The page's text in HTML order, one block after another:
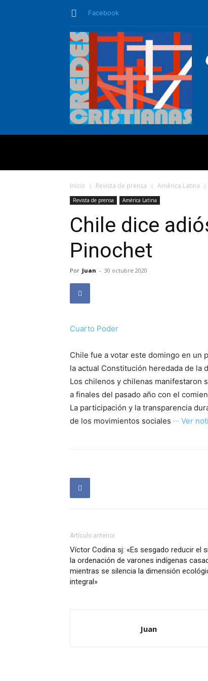
Facebook
Inicio Revista de prensa América Latina
Revista de prensa América Latina
Chile dice
Pinochet
Por Juan - 30 octubre 2020
Cuarto Poder
Chile fue a votar este domingo en un
la actual Constitución heredada de la
Los chilenos y chilenas manifestaron
a finales del pasado año con el
La participación y la transparencia
de los movimientos sociales ··· Ver
Artículo anterior
Víctor Codina sj: «Es sesgado reducir el
la ordenación de varones indígenas
mientras se silencia la dimensión
integral»
Juan